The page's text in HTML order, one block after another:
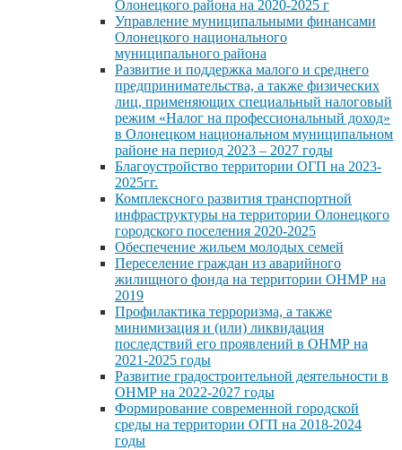
Олонецкого района на 2020-2025 г
Управление муниципальными финансами
Олонецкого национального
муниципального района
Развитие и поддержка малого и среднего
предпринимательства, а также физических
лиц, применяющих специальный налоговый
режим «Налог на профессиональный доход»
в Олонецком национальном муниципальном
районе на период 2023 – 2027 годы
Благоустройство территории ОГП на 2023-
2025гг.
Комплексного развития транспортной
инфраструктуры на территории Олонецкого
городского поселения 2020-2025
Обеспечение жильем молодых семей
Переселение граждан из аварийного
жилищного фонда на территории ОНМР на
2019
Профилактика терроризма, а также
минимизация и (или) ликвидация
последствий его проявлений в ОНМР на
2021-2025 годы
Развитие градостроительной деятельности в
ОНМР на 2022-2027 годы
Формирование современной городской
среды на территории ОГП на 2018-2024
годы